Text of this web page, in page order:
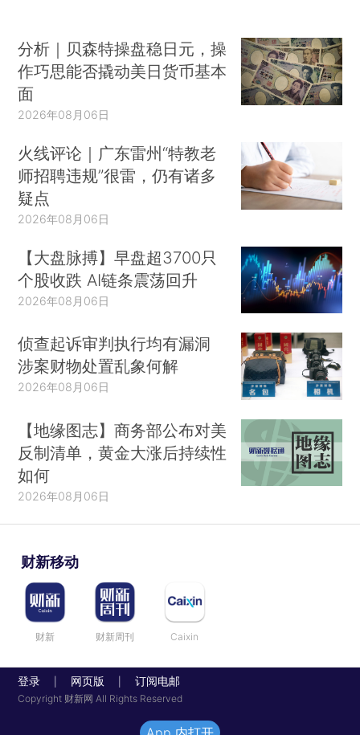
分析｜贝森特操盘稳日元，操
作巧思能否撬动美日货币基本
面
2026年08月06日
火线评论｜广东雷州“特教老
师招聘违规”很雷，仍有诸多
疑点
2026年08月06日
【大盘脉搏】早盘超3700只
个股收跌 AI链条震荡回升
2026年08月06日
侦查起诉审判执行均有漏洞
涉案财物处置乱象何解
2026年08月06日
【地缘图志】商务部公布对美
反制清单，黄金大涨后持续性
如何
2026年08月06日
财新移动
财新 财新周刊 Caixin
登录 网页版 订阅电邮
Copyright 财新网 All Rights Reserved